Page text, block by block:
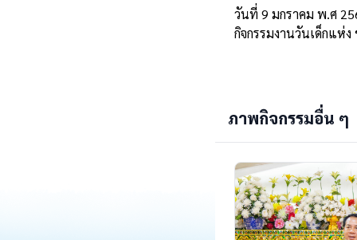
วันที่ 9 มกราคม พ.ศ
กิจกรรมงานวันเด็กแห่
ภาพกิจกรรมอื่น ๆ